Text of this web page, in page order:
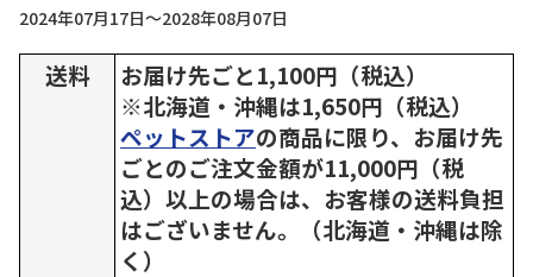
2024年07月17日～2028年08月07日
送料
お届け先ごと1,100円（税込）
※北海道・沖縄は1,650円（税込）
ペットストアの商品に限り、お届け先
ごとのご注文金額が11,000円（税
込）以上の場合は、お客様の送料負担
はございません。（北海道・沖縄は除
く）